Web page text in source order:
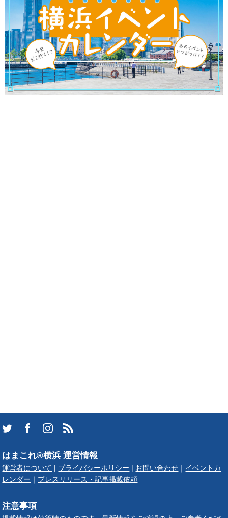
はまこれ®横浜 運営情報
運営者について プライバシーポリシー お問い合わせ
イベントカ
レンダー
プレスリリース・記事掲載依頼
注意事項